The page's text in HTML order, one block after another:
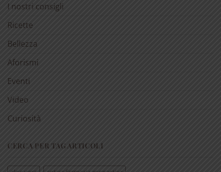
I nostri consigli
Ricette
Bellezza
Aforismi
Eventi
Video
Curiosità
CERCA PER TAG ARTICOLI